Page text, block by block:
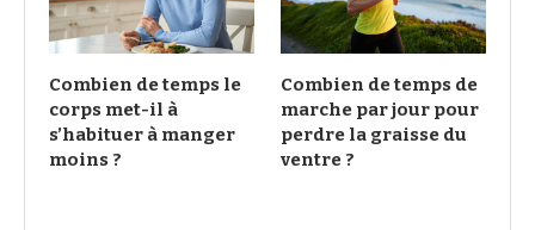
Combien de temps le
corps met-il à
s’habituer à manger
moins ?
Combien de temps de
marche par jour pour
perdre la graisse du
ventre ?